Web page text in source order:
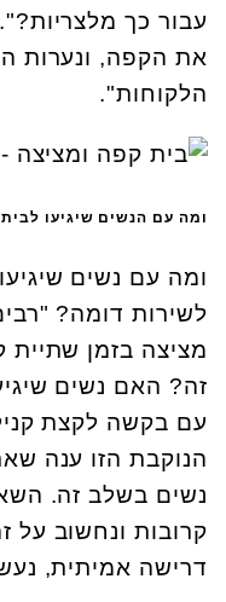
עבור כך
את הקפה, ונערות
הלקוחות".
ומה עם הנשים שיגיעו
ומה עם נשים
לשירות דומה?
מציצה בזמן שתיית
זה? האם נשים
עם בקשה לקצת
הנוקבת הזו ענה
נשים בשלב זה.
קרובות ונחשוב על
דרישה אמיתית,